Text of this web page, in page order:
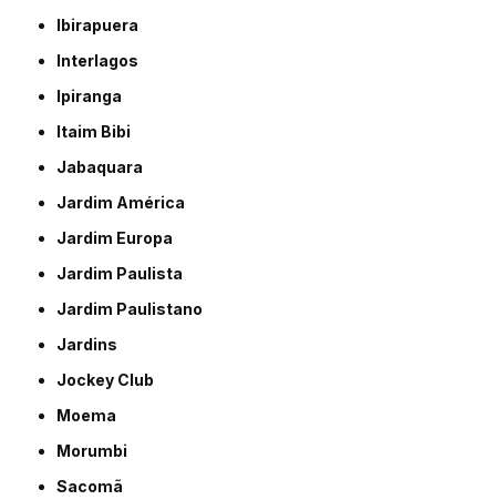
Ibirapuera
Interlagos
Ipiranga
Itaim Bibi
Jabaquara
Jardim América
Jardim Europa
Jardim Paulista
Jardim Paulistano
Jardins
Jockey Club
Moema
Morumbi
Sacomã